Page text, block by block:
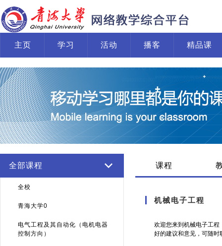
主页 学习 活动 播客 精品课
全部课程
全校
青海大学0
电气工程及其自动化（电机电器
控制方向）
课程
机械电子工程
欢迎您来到机械电子工
好的建议和意见，可随时